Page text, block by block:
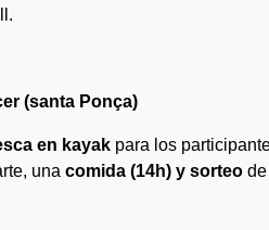
(santa Ponça)
en kayakpara los
una comida (14h) y sorteode